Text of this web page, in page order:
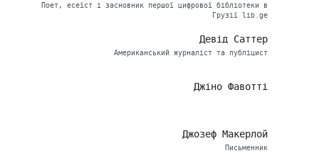
Поет, есеїст і засновник першої цифрової бібліотеки в
Грузії lib.ge
Девід Саттер
Американський журналіст та публіцист
Джіно Фавотті
Джозеф Макерлой
Письменник